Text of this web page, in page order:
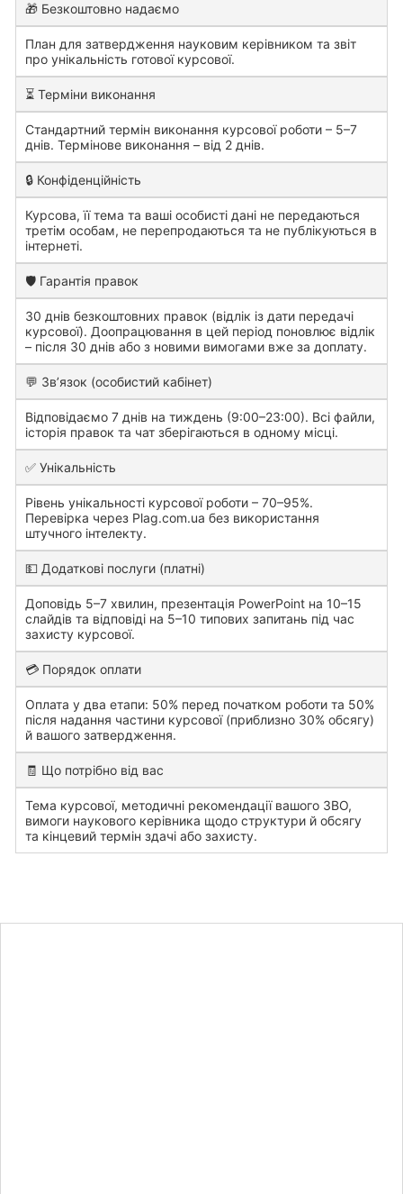
🎁 Безкоштовно надаємо
План для затвердження науковим керівником та звіт
про унікальність готової курсової.
⏳ Терміни виконання
Стандартний термін виконання курсової роботи – 5–7
днів. Термінове виконання – від 2 днів.
🔒 Конфіденційність
Курсова, її тема та ваші особисті дані не передаються
третім особам, не перепродаються та не публікуються в
інтернеті.
🛡️ Гарантія правок
30 днів безкоштовних правок (відлік із дати передачі
курсової). Доопрацювання в цей період поновлює відлік
– після 30 днів або з новими вимогами вже за доплату.
💬 Зв’язок (особистий кабінет)
Відповідаємо 7 днів на тиждень (9:00–23:00). Всі файли,
історія правок та чат зберігаються в одному місці.
✅ Унікальність
Рівень унікальності курсової роботи – 70–95%.
Перевірка через Plag.com.ua без використання
штучного інтелекту.
💵 Додаткові послуги (платні)
Доповідь 5–7 хвилин, презентація PowerPoint на 10–15
слайдів та відповіді на 5–10 типових запитань під час
захисту курсової.
💳 Порядок оплати
Оплата у два етапи: 50% перед початком роботи та 50%
після надання частини курсової (приблизно 30% обсягу)
й вашого затвердження.
🧾 Що потрібно від вас
Тема курсової, методичні рекомендації вашого ЗВО,
вимоги наукового керівника щодо структури й обсягу
та кінцевий термін здачі або захисту.